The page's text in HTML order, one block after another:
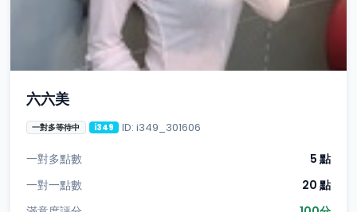
六六美
一對多等待中 i349 ID: i349_301606
一對多點數
5 點
一對一點數
20 點